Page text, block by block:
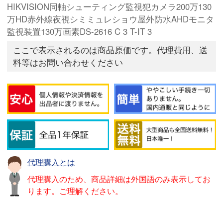
HIKVISION同軸シューティング監視犯カメラ200万130
万HD赤外線夜視シミミュレショウ屋外防水AHDモニタ
監視装置130万画素DS-2616 C 3 T-IT 3
ここで表示されるのは商品原価です。代理費用、送
料等はお問い合わせください
代理購入とは
代理購入のため、商品詳細は外国語のみ表示してお
ります。ご理解ください。